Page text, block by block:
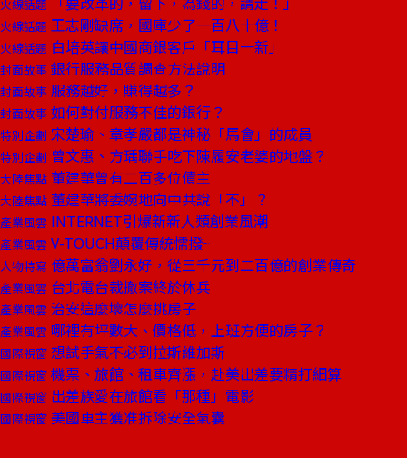
火線話題
火線話題 王志剛缺席，國庫少了一百八十億！
火線話題 白培英讓中國商銀客戶「耳目一新」
封面故事 銀行服務品質調查方法說明
封面故事 服務越好，賺得越多？
封面故事 如何對付服務不佳的銀行？
特別企劃 宋楚瑜、章孝嚴都是神秘「馬會」的成員
特別企劃 曾文惠、方瑀聯手吃下陳履安老婆的地盤？
大陸焦點 董建華曾有二百多位債主
大陸焦點 董建華將委婉地向中共說「不」？
產業風雲 INTERNET引爆新新人類創業風潮
產業風雲 V-TOUCH顛覆傳統懦撥~
人物特寫 億萬富翁劉永好，從三千元到二百億的創業傳奇
產業風雲 台北電台裁撤案終於休兵
產業風雲 治安這麼壞怎麼挑房子
產業風雲 哪裡有坪數大、價格低，上班方便的房子？
國際視窗 想試手氣不必到拉斯維加斯
國際視窗 機票、旅館、租車齊漲，赴美出差要精打細算
國際視窗 出差族愛在旅館看「那種」電影
國際視窗 美國車主獲准拆除安全氣囊